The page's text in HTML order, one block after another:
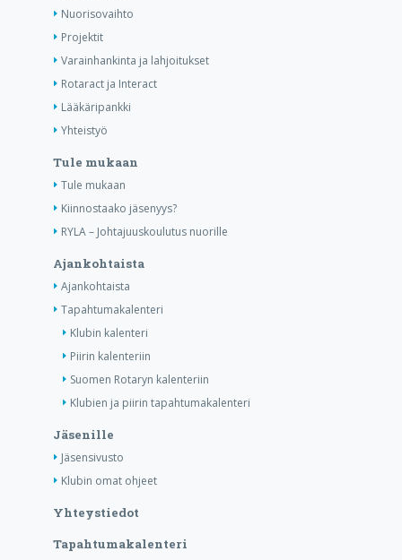
Nuorisovaihto
Projektit
Varainhankinta ja lahjoitukset
Rotaract ja Interact
Lääkäripankki
Yhteistyö
Tule mukaan
Tule mukaan
Kiinnostaako jäsenyys?
RYLA – Johtajuuskoulutus nuorille
Ajankohtaista
Ajankohtaista
Tapahtumakalenteri
Klubin kalenteri
Piirin kalenteriin
Suomen Rotaryn kalenteriin
Klubien ja piirin tapahtumakalenteri
Jäsenille
Jäsensivusto
Klubin omat ohjeet
Yhteystiedot
Tapahtumakalenteri